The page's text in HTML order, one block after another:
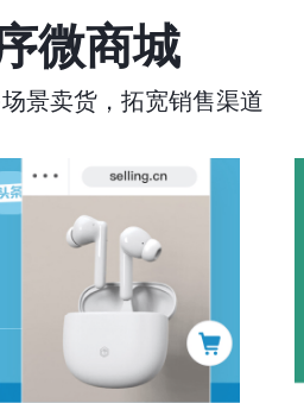
微商城
景卖货，拓宽销售渠道